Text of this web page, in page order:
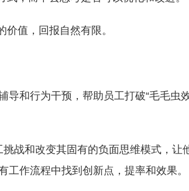
值，回报自然有限。
导和行为干预，帮助员工打破“毛毛虫
战和改变其固有的负面思维模式，让
作流程中找到创新点，提率和效果。